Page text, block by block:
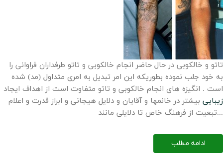
تاتو و خالکوبی در حال حاضر انجام خالکوبی و تاتو طرفداران فراوانی را
به خود جلب نموده بطوریکه این امر تبدیل به امری متداول (مد) شده
است . انگیزه های انجام خالکوبی و تاتو متفاوت است از اهداف ایجاد
زیبایی بیشتر در خانمها و آقایان و دلایل هیجانی و ابراز قدرت و اعلام
تبعیت از فرهنگ خاص تا دلایلی مانند...
ادامه مطلب